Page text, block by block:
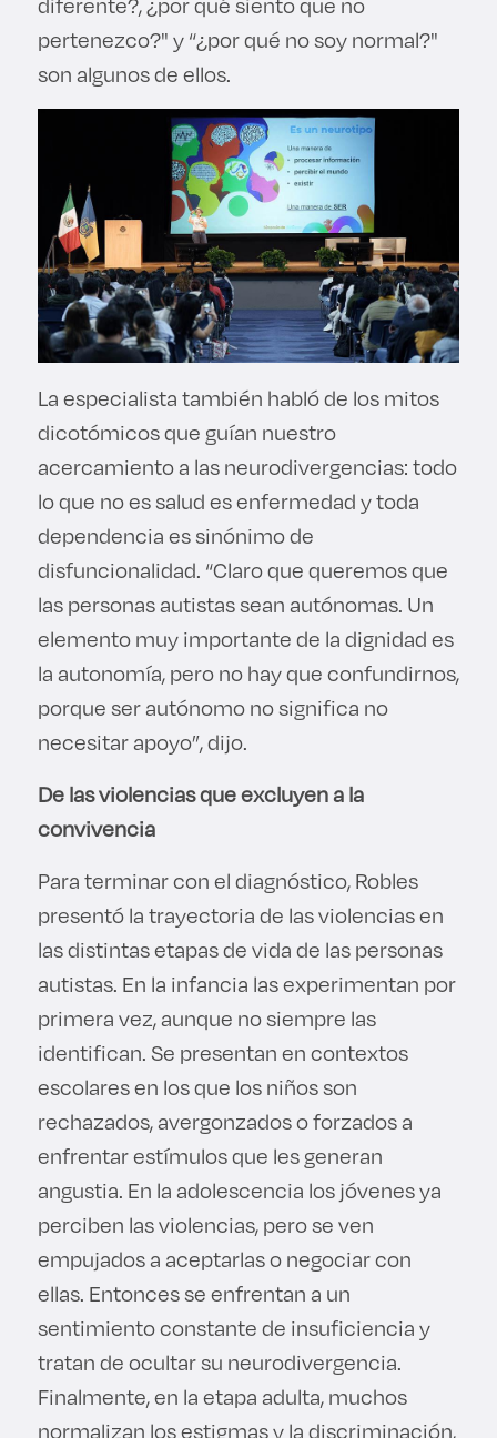
pertenezco?" y “¿por qué no soy normal?"
son algunos de ellos.
La especialista también habló de los mitos
dicotómicos que guían nuestro
acercamiento a las neurodivergencias: todo
lo que no es salud es enfermedad y toda
dependencia es sinónimo de
disfuncionalidad. “Claro que queremos que
las personas autistas sean autónomas. Un
elemento muy importante de la dignidad es
la autonomía, pero no hay que confundirnos,
porque ser autónomo no significa no
necesitar apoyo”, dijo.
De las violencias que excluyen a la
convivencia
Para terminar con el diagnóstico, Robles
presentó la trayectoria de las violencias en
las distintas etapas de vida de las personas
autistas. En la infancia las experimentan por
primera vez, aunque no siempre las
identifican. Se presentan en contextos
escolares en los que los niños son
rechazados, avergonzados o forzados a
enfrentar estímulos que les generan
angustia. En la adolescencia los jóvenes ya
perciben las violencias, pero se ven
empujados a aceptarlas o negociar con
ellas. Entonces se enfrentan a un
sentimiento constante de insuficiencia y
tratan de ocultar su neurodivergencia.
Finalmente, en la etapa adulta, muchos
normalizan los estigmas y la discriminación,